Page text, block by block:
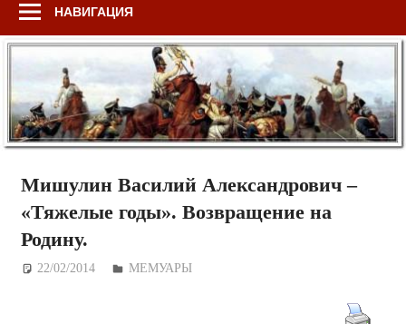
НАВИГАЦИЯ
Мишулин Василий Александрович –
«Тяжелые годы». Возвращение на
Родину.
22/02/2014 Дежурный по Редакции
МЕМУАРЫ